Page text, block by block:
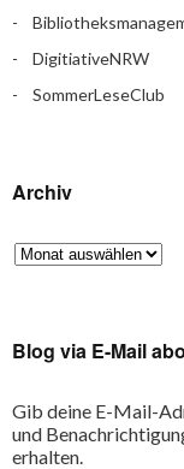
DigitiativeNRW
SommerLeseClub
Archiv
Blog via E-Mail
Gib deine E-Mail-
und
erhalten.